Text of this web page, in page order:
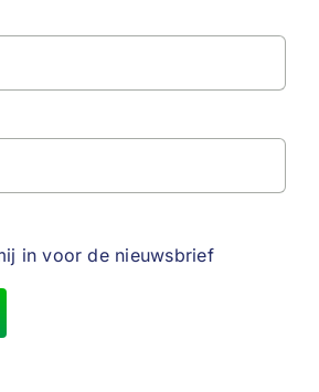
in voor de nieuwsbrief